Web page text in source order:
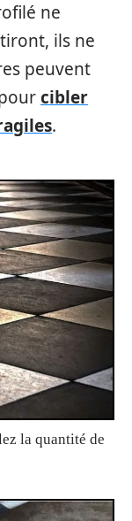
ne
ils ne
peuvent
cibler
.
la quantité de